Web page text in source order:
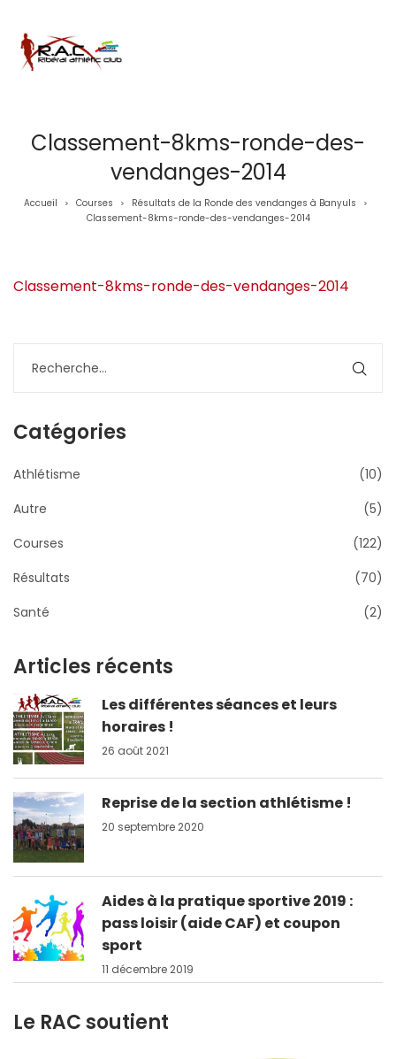
Classement-8kms-ronde-des-
vendanges-2014
Accueil > Courses > Résultats de la Ronde des vendanges à Banyuls >
Classement-8kms-ronde-des-vendanges-2014
Classement-8kms-ronde-des-vendanges-2014
Catégories
Athlétisme
(10)
Autre
(5)
Courses
(122)
Résultats
(70)
Santé
(2)
Articles récents
Les différentes séances et leurs
horaires !
26 août 2021
Reprise de la section athlétisme !
20 septembre 2020
Aides à la pratique sportive 2019 :
pass loisir (aide CAF) et coupon
sport
11 décembre 2019
Le RAC soutient